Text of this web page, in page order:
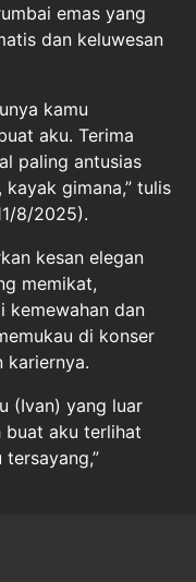
emas yang
dan keluwesan
kamu
aku. Terima
paling antusias
gimana,” tulis
8/2025).
kesan elegan
memikat,
kemewahan dan
di konser
kariernya.
(Ivan) yang luar
buat aku terlihat